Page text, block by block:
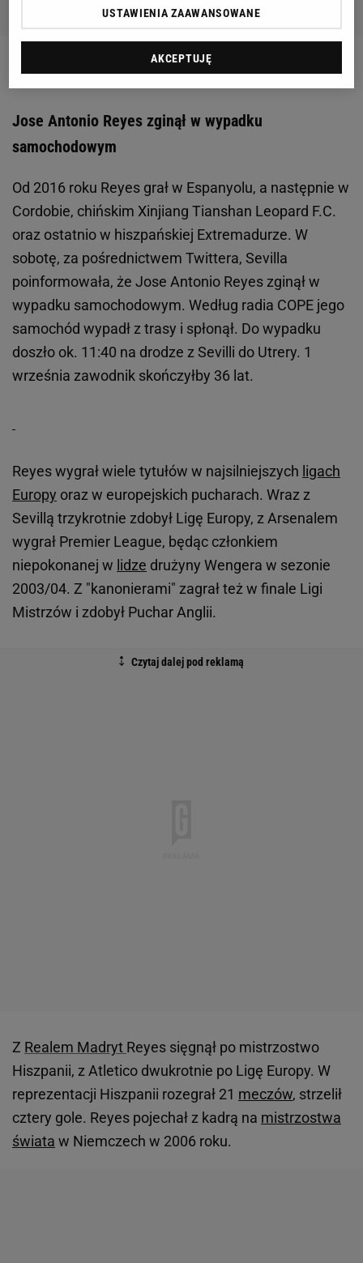
Zobacz wideo
Jose Antonio Reyes zginął w wypadku
samochodowym
Od 2016 roku Reyes grał w Espanyolu, a następnie w
Cordobie, chińskim Xinjiang Tianshan Leopard F.C.
oraz ostatnio w hiszpańskiej Extremadurze. W
sobotę, za pośrednictwem Twittera, Sevilla
poinformowała, że Jose Antonio Reyes zginął w
wypadku samochodowym. Według radia COPE jego
samochód wypadł z trasy i spłonął. Do wypadku
doszło ok. 11:40 na drodze z Sevilli do Utrery. 1
września zawodnik skończyłby 36 lat.
Reyes wygrał wiele tytułów w najsilniejszych ligach
Europy oraz w europejskich pucharach. Wraz z
Sevillą trzykrotnie zdobył Ligę Europy, z Arsenalem
wygrał Premier League, będąc członkiem
niepokonanej w lidze drużyny Wengera w sezonie
2003/04. Z "kanonierami" zagrał też w finale Ligi
Mistrzów i zdobył Puchar Anglii.
Z Realem Madryt Reyes sięgnął po mistrzostwo
Hiszpanii, z Atletico dwukrotnie po Ligę Europy. W
reprezentacji Hiszpanii rozegrał 21 meczów, strzelił
cztery gole. Reyes pojechał z kadrą na mistrzostwa
świata w Niemczech w 2006 roku.
USTAWIENIA ZAAWANSOWANE
AKCEPTUJĘ